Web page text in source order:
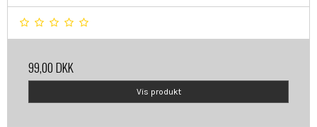
99,00 DKK
Vis produkt